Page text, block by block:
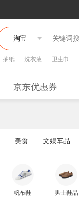
抽纸 洗衣液 卫生巾
京东优惠券
美食 文娱车品
帆布鞋 男士鞋品